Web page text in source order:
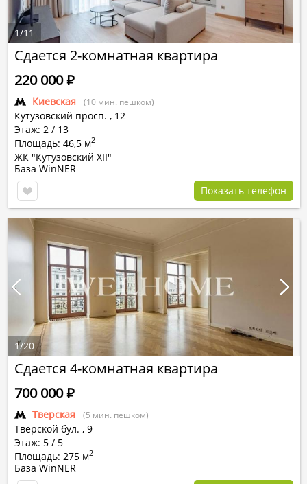
Сдается 2-комнатная квартира
Киевская (10 мин. пешком)
Кутузовский просп. , 12
Этаж: 2 / 13
Площадь: 46,5 м2
ЖК "Кутузовский XII"
220 000Р
База WinNER
Показать телефон
1/11
Сдается 4-комнатная квартира
Тверская (5 мин. пешком)
Тверской бул. , 9
Этаж: 5 / 5
Площадь: 275 м2
700 000Р
База WinNER
1/20